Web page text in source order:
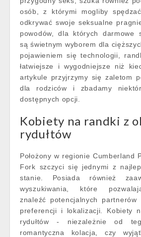
osób, z którymi mogliby
odkrywać swoje seksualne
powodów, dla których darmowe
są świetnym wyborem dla
pojawieniem się technologii,
łatwiejsze i wygodniejsze niż
artykule przyjrzymy się zaletom
dla rodziców i zbadamy
dostępnych opcji.
Kobiety na randki z
rydułtów
Położony w regionie Cumberland
Fork szczyci się jednymi z
stanie. Posiada również
wyszukiwania, które
znaleźć potencjalnych
preferencji i lokalizacji. Kobiety
rydułtów - niezależnie od
romantyczna kolacja, czy